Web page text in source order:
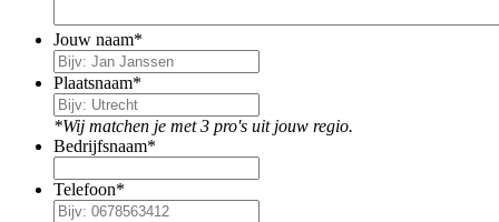
Jouw naam*
Plaatsnaam*
*Wij matchen je met 3 pro's uit jouw regio.
Bedrijfsnaam*
Telefoon*